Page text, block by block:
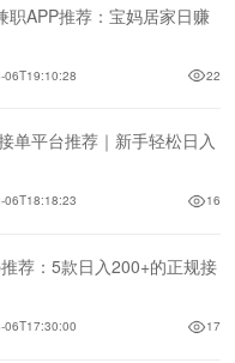
职APP推荐：宝妈居家日赚
06T19:10:28 22
单平台推荐｜新手轻松日入
06T18:18:23 16
荐：5款日入200+的正规接
06T17:30:00 17